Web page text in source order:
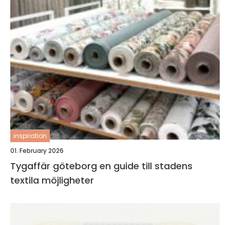
inspiration
01. February 2026
Tygaffär göteborg en guide till stadens
textila möjligheter